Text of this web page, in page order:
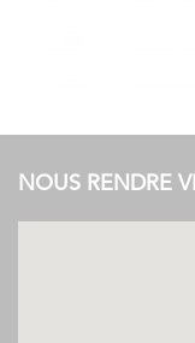
NOUS RENDRE